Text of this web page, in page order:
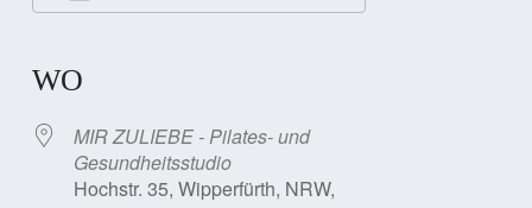
WO
MIR ZULIEBE - Pilates- und
Gesundheitsstudio
Hochstr. 35, Wipperfürth, NRW,